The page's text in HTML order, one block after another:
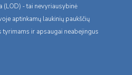
- tai nevyriausybinė
aptinkamų laukinių paukščių
ir apsaugai neabejingus